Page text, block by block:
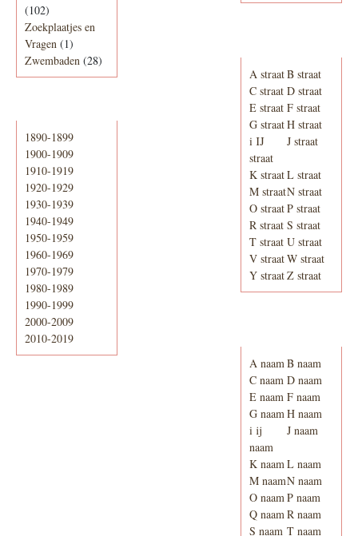
(102)
Zoekplaatjes en
Vragen (1)
Zwembaden (28)
1890-1899
1900-1909
1910-1919
1920-1929
1930-1939
1940-1949
1950-1959
1960-1969
1970-1979
1980-1989
1990-1999
2000-2009
2010-2019
A straatB straat
C straat D straat
E straat F straat
G straatH straat
i IJ
straat
J straat
K straatL straat
M straatN straat
O straatP straat
R straat S straat
T straat U straat
V straatW straat
Y straatZ straat
A naamB naam
C naam D naam
E naam F naam
G naamH naam
i ij
naam
J naam
K naamL naam
M naamN naam
O naamP naam
Q naamR naam
S naam T naam